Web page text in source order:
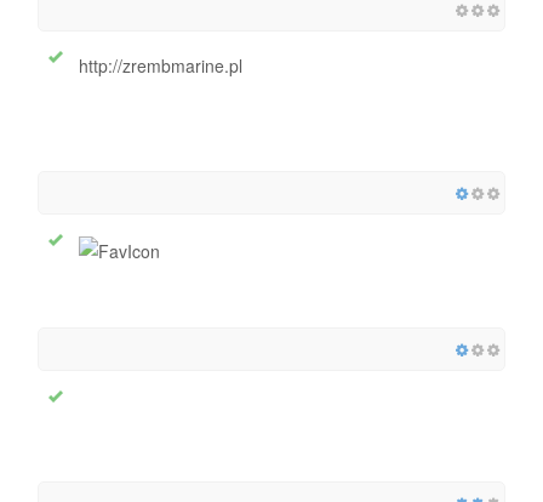
http://zrembmarine.pl